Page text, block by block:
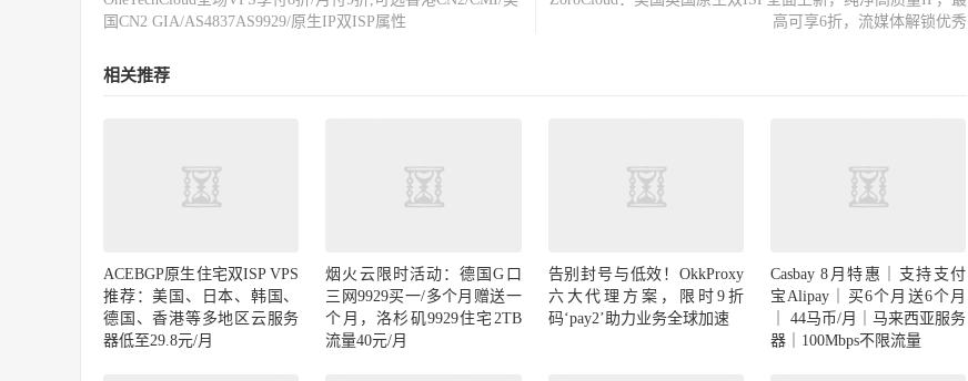
国CN2 GIA/AS4837AS9929/原生IP双ISP属性
高可享6折，流媒体解锁优秀
相关推荐
ACEBGP原生住宅双ISP VPS
推荐：美国、日本、韩国、
德国、香港等多地区云服务
器低至29.8元/月
烟火云限时活动：德国G口
三网9929买一/多个月赠送一
个月，洛杉矶9929住宅2TB
流量40元/月
六大代理方案，限时9折
码‘pay2’助力业务全球加速
Casbay 8月特惠｜支持支付
宝Alipay｜买6个月送6个月
｜ 44马币/月｜马来西亚服务
器｜100Mbps不限流量